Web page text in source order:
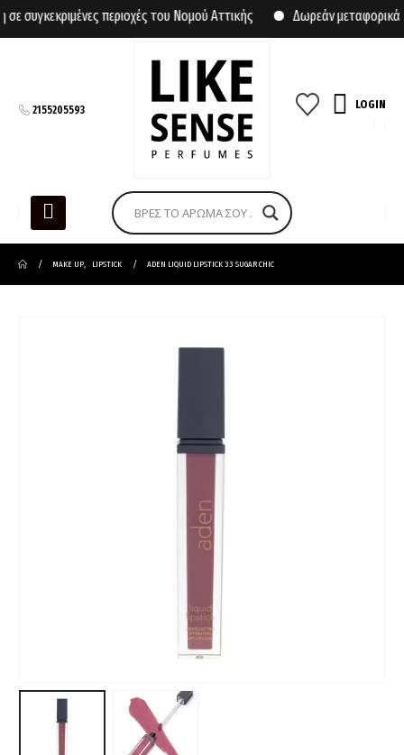
περιοχές του Νομού Αττικής Δωρεάν μεταφορικά
2155205593 LOGIN
MAKE UP, LIPSTICK ADEN LIQUID LIPSTICK 33 SUGAR CHIC